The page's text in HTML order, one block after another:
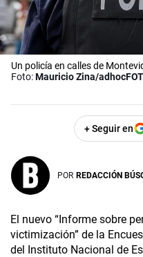
Un policía en calles de
Foto:Mauricio Zina/
+ Seguir en
POR REDACCIÓN
El nuevo “Informe sobre
victimización” de la
del Instituto Nacional de